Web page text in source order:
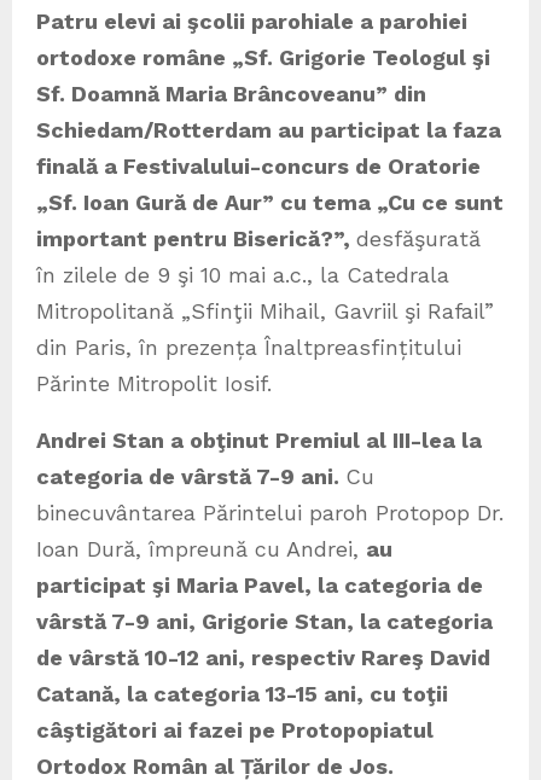
Patru elevi ai şcolii parohiale a parohiei
ortodoxe române „Sf. Grigorie Teologul şi
Sf. Doamnă Maria Brâncoveanu” din
Schiedam/Rotterdam au participat la faza
finală a Festivalului-concurs de Oratorie
„Sf. Ioan Gură de Aur” cu tema „Cu ce sunt
important pentru Biserică?”, desfăşurată
în zilele de 9 şi 10 mai a.c., la Catedrala
Mitropolitană „Sfinţii Mihail, Gavriil şi Rafail”
din Paris, în prezența Înaltpreasfințitului
Părinte Mitropolit Iosif.
Andrei Stan a obţinut Premiul al III-lea la
categoria de vârstă 7-9 ani. Cu
binecuvântarea Părintelui paroh Protopop Dr.
Ioan Dură, împreună cu Andrei, au
participat şi Maria Pavel, la categoria de
vârstă 7-9 ani, Grigorie Stan, la categoria
de vârstă 10-12 ani, respectiv Rareş David
Catană, la categoria 13-15 ani, cu toţii
câştigători ai fazei pe Protopopiatul
Ortodox Român al Țărilor de Jos.